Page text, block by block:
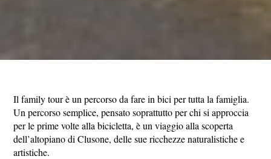
Il family tour è un percorso da fare in bici per tutta la famiglia.
Un percorso semplice, pensato soprattutto per chi si approccia
per le prime volte alla bicicletta, è un viaggio alla scoperta
dell’altopiano di Clusone, delle sue ricchezze naturalistiche e
artistiche.